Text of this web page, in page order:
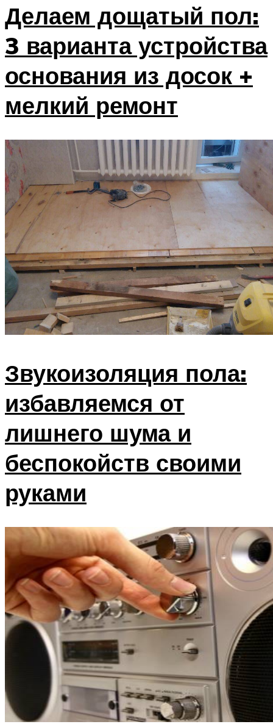
Делаем дощатый пол:
3 варианта устройства
основания из досок +
мелкий ремонт
Звукоизоляция пола:
избавляемся от
лишнего шума и
беспокойств своими
руками